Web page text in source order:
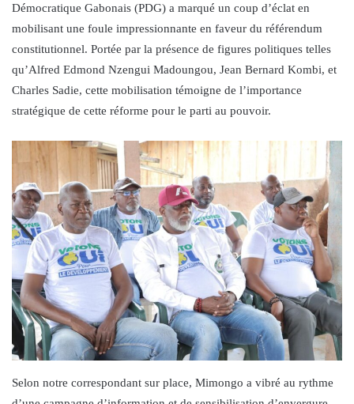
Démocratique Gabonais (PDG) a marqué un coup d’éclat en
mobilisant une foule impressionnante en faveur du référendum
constitutionnel. Portée par la présence de figures politiques telles
qu’Alfred Edmond Nzengui Madoungou, Jean Bernard Kombi, et
Charles Sadie, cette mobilisation témoigne de l’importance
stratégique de cette réforme pour le parti au pouvoir.
Selon notre correspondant sur place, Mimongo a vibré au rythme